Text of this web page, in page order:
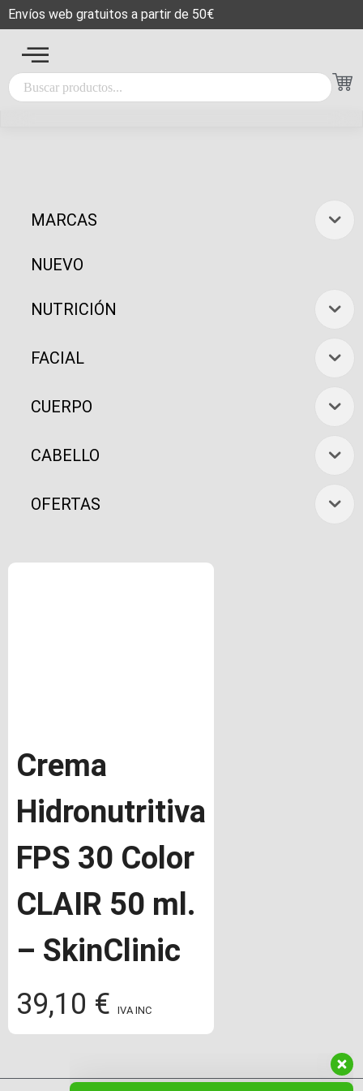
Envíos web gratuitos a partir de 50€
MARCAS
NUEVO
NUTRICIÓN
FACIAL
CUERPO
CABELLO
OFERTAS
Crema
Hidronutritiva
FPS 30 Color
CLAIR 50 ml.
– SkinClinic
39,10 € IVA INC